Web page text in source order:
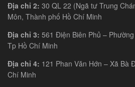
Địa chỉ 2: 30 QL 22 (Ngã tư Trung
Môn, Thành phố Hồ Chí Minh
Địa chỉ 3: 561 Điện Biên Phủ –
Tp Hồ Chí Minh
Địa chỉ 4: 121 Phan Văn Hớn – Xã Bà
Chí Minh